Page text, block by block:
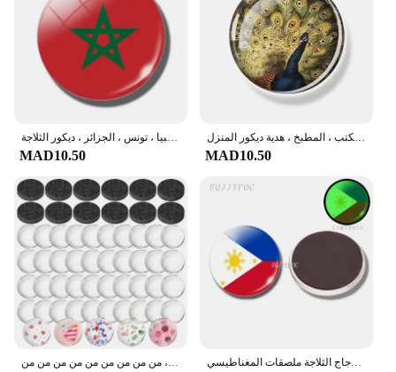
MAD10.50 MAD10.50
مغناطيس حرفي داعم لاصق ، كابوشون من الزجاج الشفاف ، ملصق ثلاجة تصنعه بنفسك ، شفاف ، سهل الاستخدام ، من من من من من من من من من جنوب شرق آسيا العلم مغناطيس الثلاجة بروناي ماليزيا الفلبين سنغافورة تايلاند 30 مللي متر الزجاج الثلاجة ملصقات المغناطيسي